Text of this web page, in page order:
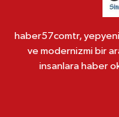
haber57comtr,
ve modernizmi bir
insanlara haber